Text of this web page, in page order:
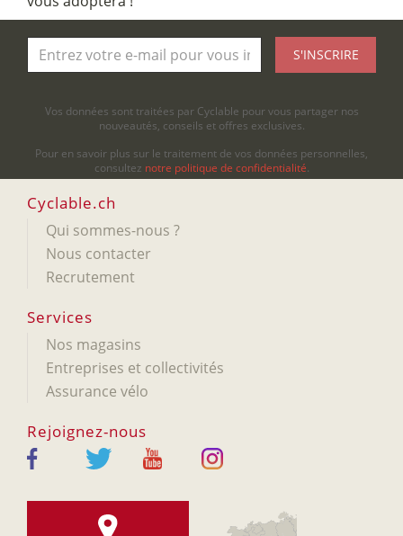
S'INSCRIRE
Vos données sont traitées par Cyclable pour vous partager nos
nouveautés, conseils et offres exclusives.
Pour en savoir plus sur le traitement de vos données personnelles,
consultez notre politique de confidentialité.
Cyclable.ch
Qui sommes-nous ?
Nous contacter
Recrutement
Services
Nos magasins
Entreprises et collectivités
Assurance vélo
Rejoignez-nous